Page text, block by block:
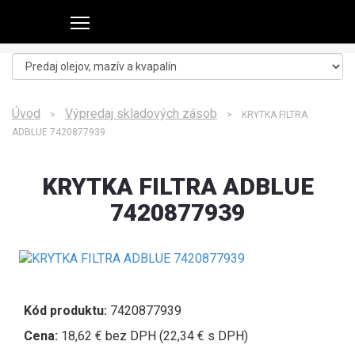
Úvod > Výpredaj skladových zásob > KRYTKA FILTRA
ADBLUE 7420877939
KRYTKA FILTRA ADBLUE
7420877939
Kód produktu: 7420877939
Cena: 18,62 € bez DPH (22,34 € s DPH)